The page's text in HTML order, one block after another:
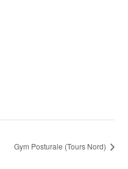
Gym Posturale (Tours Nord)